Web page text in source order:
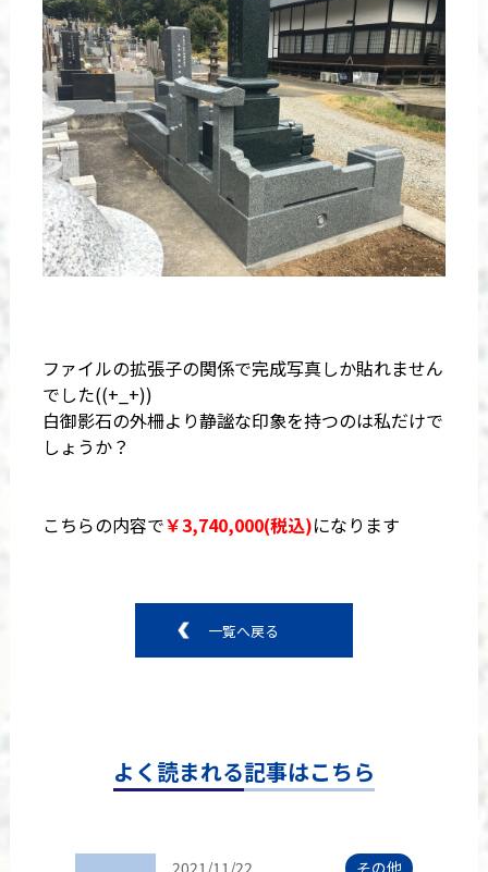
ファイルの拡張子の関係で完成写真しか貼れません
でした((+_+))
白御影石の外柵より静謐な印象を持つのは私だけで
しょうか？
こちらの内容で￥3,740,000(税込)になります
一覧へ戻る
よく読まれる記事はこちら